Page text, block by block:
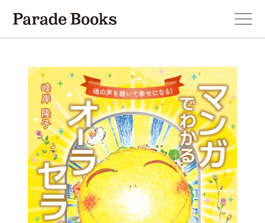
本を探す
新刊・近刊のお知らせ
おすすめ！この一冊。
小説